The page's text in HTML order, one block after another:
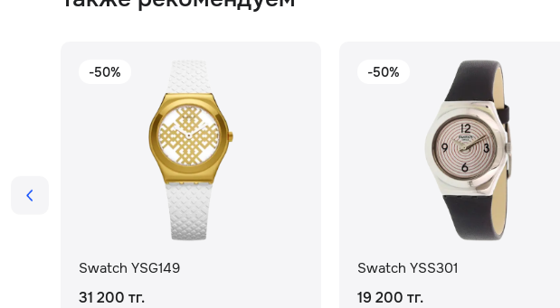
-50%
Swatch YSG149
31 200 тг.
-50%
Swatch YSS301
19 200 тг.